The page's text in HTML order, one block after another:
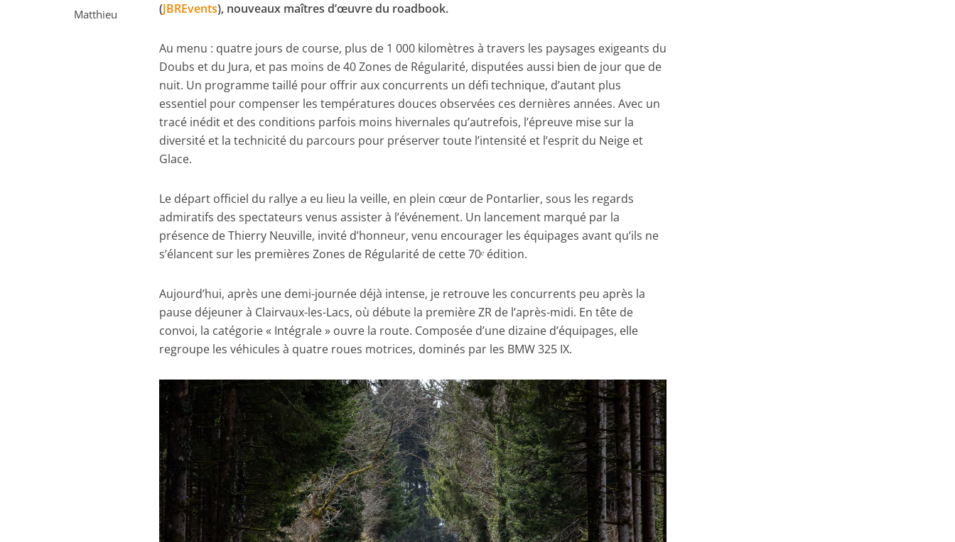
Matthieu
(JBREvents), nouveaux maîtres d’œuvre du roadbook.
Au menu : quatre jours de course, plus de 1 000 kilomètres à travers les paysages exigeants du
Doubs et du Jura, et pas moins de 40 Zones de Régularité, disputées aussi bien de jour que de
nuit. Un programme taillé pour offrir aux concurrents un défi technique, d’autant plus
essentiel pour compenser les températures douces observées ces dernières années. Avec un
tracé inédit et des conditions parfois moins hivernales qu’autrefois, l’épreuve mise sur la
diversité et la technicité du parcours pour préserver toute l’intensité et l’esprit du Neige et
Glace.
Le départ officiel du rallye a eu lieu la veille, en plein cœur de Pontarlier, sous les regards
admiratifs des spectateurs venus assister à l’événement. Un lancement marqué par la
présence de Thierry Neuville, invité d’honneur, venu encourager les équipages avant qu’ils ne
s’élancent sur les premières Zones de Régularité de cette 70ᵉ édition.
Aujourd’hui, après une demi-journée déjà intense, je retrouve les concurrents peu après la
pause déjeuner à Clairvaux-les-Lacs, où débute la première ZR de l’après-midi. En tête de
convoi, la catégorie « Intégrale » ouvre la route. Composée d’une dizaine d’équipages, elle
regroupe les véhicules à quatre roues motrices, dominés par les BMW 325 IX.